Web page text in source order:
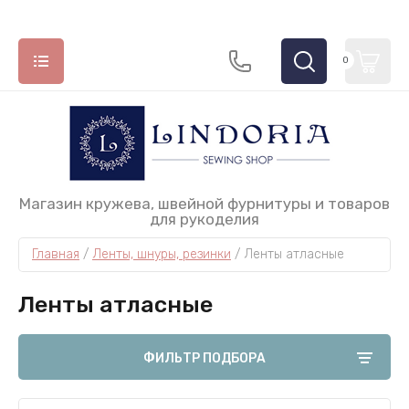
Турция
И ПРИНАДЛЕЖНОСТИ
и средства временной фиксации
ШНУРЫ, РЕЗИНКИ
атласныетесьма
тесьма Floranta
Магазин кружева, швейной фурнитуры и товаров
для рукоделия
0
Главная / Ленты, шнуры, резинки / Ленты атласные
Ленты атласные
ФИЛЬТР ПОДБОРА